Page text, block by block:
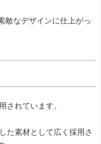
敵なデザインに仕上がっ
されています。
た素材として広く採用さ